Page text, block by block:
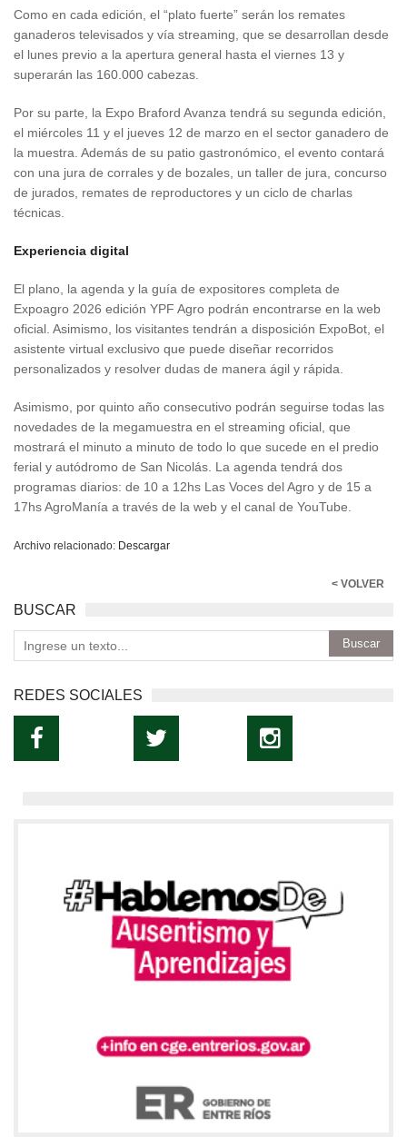
Como en cada edición, el “plato fuerte” serán los remates
ganaderos televisados y vía streaming, que se desarrollan desde
el lunes previo a la apertura general hasta el viernes 13 y
superarán las 160.000 cabezas.
Por su parte, la Expo Braford Avanza tendrá su segunda edición,
el miércoles 11 y el jueves 12 de marzo en el sector ganadero de
la muestra. Además de su patio gastronómico, el evento contará
con una jura de corrales y de bozales, un taller de jura, concurso
de jurados, remates de reproductores y un ciclo de charlas
técnicas.
Experiencia digital
El plano, la agenda y la guía de expositores completa de
Expoagro 2026 edición YPF Agro podrán encontrarse en la web
oficial. Asimismo, los visitantes tendrán a disposición ExpoBot, el
asistente virtual exclusivo que puede diseñar recorridos
personalizados y resolver dudas de manera ágil y rápida.
Asimismo, por quinto año consecutivo podrán seguirse todas las
novedades de la megamuestra en el streaming oficial, que
mostrará el minuto a minuto de todo lo que sucede en el predio
ferial y autódromo de San Nicolás. La agenda tendrá dos
programas diarios: de 10 a 12hs Las Voces del Agro y de 15 a
17hs AgroManía a través de la web y el canal de YouTube.
Archivo relacionado: Descargar
< VOLVER
BUSCAR
REDES SOCIALES